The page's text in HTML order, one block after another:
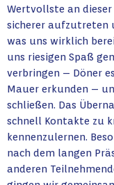
Wertvollste an
sicherer aufzutreten
was uns wirklich
uns riesigen Spaß
verbringen – Döner
Mauer erkunden –
schließen. Das
schnell Kontakte zu
kennenzulernen.
nach dem langen
anderen